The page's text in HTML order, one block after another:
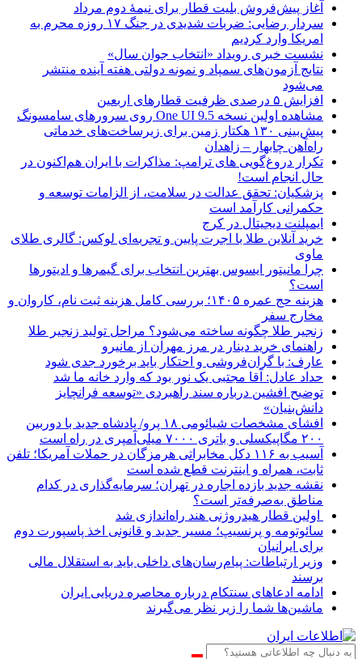
آغاز پیش‌فروش بلیت قطار برای نیمۀ دوم مرداد
سردار رضایی: ضربات شدیدی در جنگ ۱۷ روزه محرم به
امریکا وارد کردیم
نشست خبری رویداد «انتخاب جوان سال»
نتایج آزمون‌های سمپاد و نمونه دولتی هفته آینده منتشر
می‌شود
افزایش ۵ درصدی ظرفیت قطارهای اربعین
مشاهده اولین نسخه One UI 9.5 روی سرورهای سامسونگ
پیش‌بینی ۱۳۰ هکتار زمین برای زیرساخت‌های خدماتی
راه‌آهن چابهار – زاهدان
تکرار دروغ‌گویی های ترامپ: مذاکرات با ایران هم‌اکنون در
حال انجام است!
پزشکیان: تحقق عدالت در سلامت، از الزامات توسعه و
حکمرانی کارآمد است
ایمپلنت دیجیتال در کرج
خرید آنلاین طلا با اجرت پایین و تجربه‌ای لوکس: گالری طلای
ماوی
چرا مانیتور ایسوس بهترین انتخاب برای گیمرها و ادیتورها
است؟
هزینه حج عمره ۱۴۰۵؛ بررسی کامل هزینه ثبت نام، کاروان و
مخارج سفر
زنجیر طلا چگونه ساخته می‌شود؟ مراحل تولید زنجیر طلا
راهنمای خرید دینار در مرز مهران از مانیرو
عارف: با گران‌فروشی و احتکار باید برخورد جدی شود
حداد عادل: آقا مجتبی یک نور بود که وارد خانه ما شد
توضیح افشین درباره سند راهبردی «توسعه فرانچایز
دانش‌بنیان»
افشای مشخصات شیائومی ۱۸ پرو/ پادشاه جدید با دوربین
۲۰۰ مگاپیکسلی و باتری ۷۰۰۰ میلی‌آمپری در راه است
آسیب به ۱۱۶ دکل مخابراتی هرمزگان در حملات آمریکا؛ تلفن
ثابت، همراه و اینترنت ‌قطع شده است
نقشه جدید بازده اجاره در تهران؛ سرمایه‌گذاری در کدام
مناطق به‌صرفه‌تر است؟
اولین قطار هیدروژنی هند راه‌اندازی شد
سائوتومه و پرنسیپ؛ مسیر جدید و قانونی اخذ پاسپورت دوم
برای ایرانیان
وزیر ارتباطات: پیام‌رسان‌های داخلی باید به استقلال مالی
برسند
ادامه ادعاهای سنتکام درباره محاصره دریایی ایران
ماشین‌ها شما را زیر نظر می‌گیرند